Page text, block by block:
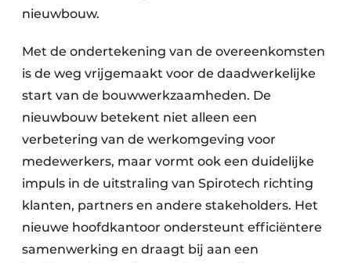
nieuwbouw.
Met de ondertekening van de overeenkomsten
is de weg vrijgemaakt voor de daadwerkelijke
start van de bouwwerkzaamheden. De
nieuwbouw betekent niet alleen een
verbetering van de werkomgeving voor
medewerkers, maar vormt ook een duidelijke
impuls in de uitstraling van Spirotech richting
klanten, partners en andere stakeholders. Het
nieuwe hoofdkantoor ondersteunt efficiëntere
samenwerking en draagt bij aan een